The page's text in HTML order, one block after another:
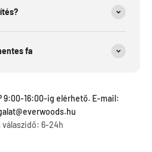
fa
9:00-16:00-ig elérhető. E-mail:
válaszidő: 6-24h